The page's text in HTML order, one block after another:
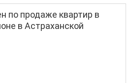
по продаже квартир в
в Астраханской